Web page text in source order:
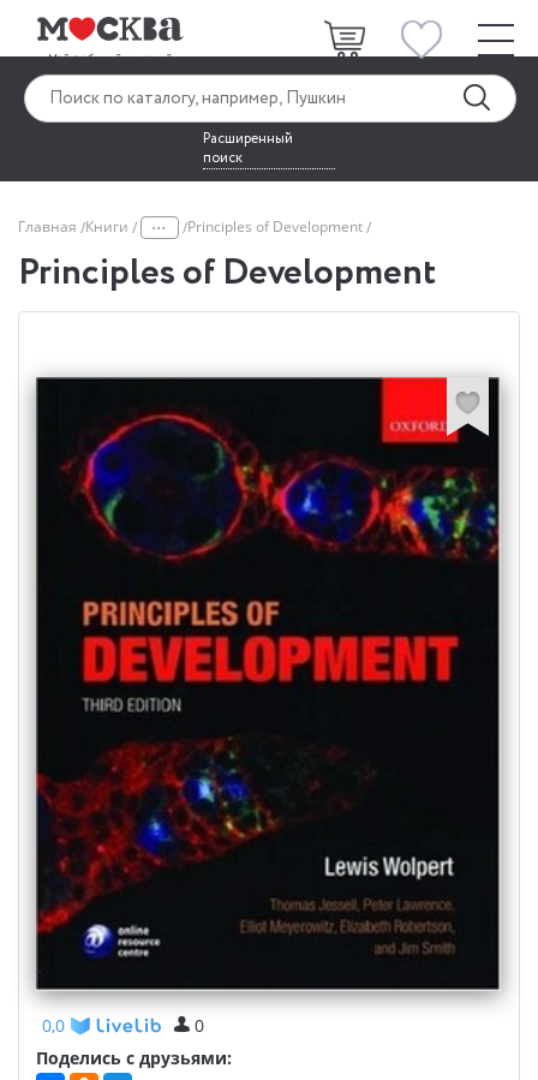
Расширенный
поиск
Главная Книги ... Principles of Development
Principles of Development
0,0
0
Поделись с друзьями: